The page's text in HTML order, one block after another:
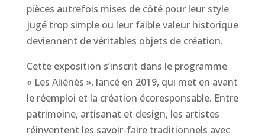
pièces autrefois mises de côté pour leur style
jugé trop simple ou leur faible valeur historique
deviennent de véritables objets de création.
Cette exposition s’inscrit dans le programme
« Les Aliénés », lancé en 2019, qui met en avant
le réemploi et la création écoresponsable. Entre
patrimoine, artisanat et design, les artistes
réinventent les savoir-faire traditionnels avec